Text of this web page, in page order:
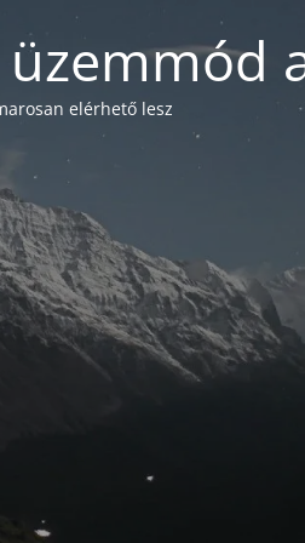
elérhető lesz